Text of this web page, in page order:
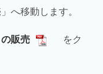
へ移動します。
の販売 をク